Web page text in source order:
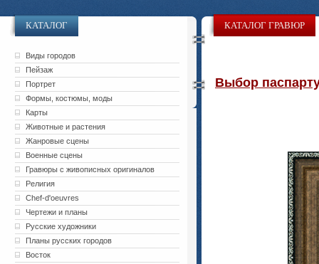
КАТАЛОГ
Виды городов
Пейзаж
Портрет
Формы, костюмы, моды
Карты
Животные и растения
Жанровые сцены
Военные сцены
Гравюры с живописных оригиналов
Религия
Chef-d'oeuvres
Чертежи и планы
Русские художники
Планы русских городов
Восток
КАТАЛОГ ГРАВЮР
Выбор